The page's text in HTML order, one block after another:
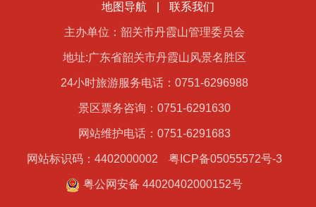
地图导航 联系我们
主办单位：韶关市丹霞山管理委员会
地址:广东省韶关市丹霞山风景名胜区
24小时旅游服务电话：0751-6296988
景区票务咨询：0751-6291630
网站维护电话：0751-6291683
网站标识码：4402000002 粤ICP备05055572号-3
粤公网安备 44020402000152号